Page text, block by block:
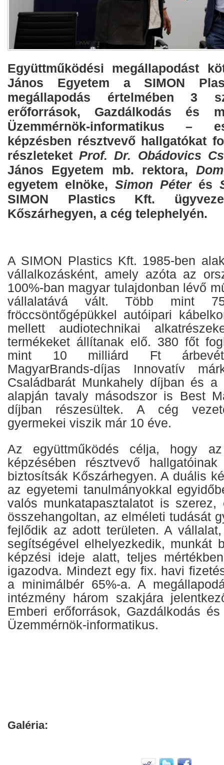
Együttműködési megállapodást
János Egyetem a SIMON
megállapodás értelmében 3
erőforrások, Gazdálkodás és
Üzemmérnök-informatikus –
képzésben résztvevő hallgatókat
részleteket Prof. Dr. Obádovics
János Egyetem mb. rektora,
egyetem elnöke, Simon Péterés
SIMON Plastics Kft.
Kőszárhegyen, a cég telephelyén.
A SIMON Plastics Kft. 1985-ben
vállalkozásként, amely azóta az
100%-ban magyar tulajdonban lévő
vállalatává vált. Több mint
fröccsöntőgépükkel autóipari
mellett audiotechnikai
termékeket állítanak elő. 380 főt
mint 10 milliárd Ft
MagyarBrands-díjas Innovatív
Családbarát Munkahely díjban és a
alapján tavaly másodszor is Best
díjban részesültek. A cég
gyermekei viszik már 10 éve.
Az együttműködés célja, hogy
képzésében résztvevő
biztosítsák Kőszárhegyen. A duális
az egyetemi tanulmányokkal
valós munkatapasztalatot is
összehangoltan, az elméleti tudását
fejlődik az adott területen. A
segítségével elhelyezkedik, munkát
képzési ideje alatt, teljes
igazodva. Mindezt egy fix. havi
a minimálbér 65%-a. A
intézmény három szakjára
Emberi erőforrások, Gazdálkodás
Üzemmérnök-informatikus.
Galéria: